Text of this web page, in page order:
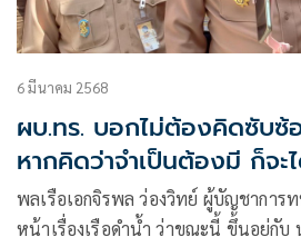
6 มีนาคม 2568
ผบ.ทร. บอกไม่ต้องคิดซับซ้
หากคิดว่าจำเป็นต้องมี ก็จะ
พลเรือเอกจิรพล ว่องวิทย์ ผู้บัญชาการท
หน้าเรื่องเรือดำน้ำ ว่าขณะนี้ ขึ้นอยู่กับ